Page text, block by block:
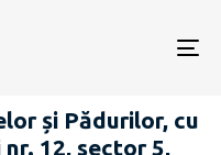
și Pădurilor, cu
12, sector 5,